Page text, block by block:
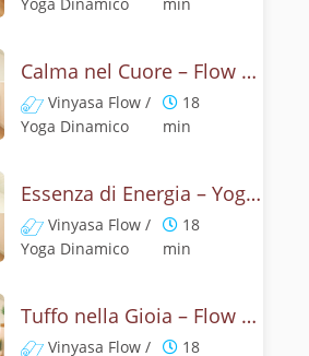
Calma nel Cuore – Flow per Sentirsi Liberi
Vinyasa Flow /
Yoga Dinamico
18
min
Essenza di Energia – Yoga e Torsioni
Vinyasa Flow /
Yoga Dinamico
18
min
Tuffo nella Gioia – Flow del Delfino
Vinyasa Flow /
18